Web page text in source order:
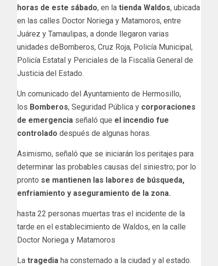
horas de este sábado, en la tienda Waldos, ubicada
en las calles Doctor Noriega y Matamoros, entre
Juárez y Tamaulipas, a donde llegaron varias
unidades deBomberos, Cruz Roja, Policía Municipal,
Policía Estatal y Periciales de la Fiscalía General de
Justicia del Estado.
Un comunicado del Ayuntamiento de Hermosillo,
los Bomberos, Seguridad Pública y corporaciones
de emergencia señaló que el incendio fue
controlado después de algunas horas.
Asimismo, señaló que se iniciarán los peritajes para
determinar las probables causas del siniestro; por lo
pronto se mantienen las labores de búsqueda,
enfriamiento y aseguramiento de la zona.
hasta 22 personas muertas tras el incidente de la
tarde en el establecimiento de Waldos, en la calle
Doctor Noriega y Matamoros
La tragedia ha consternado a la ciudad y al estado.